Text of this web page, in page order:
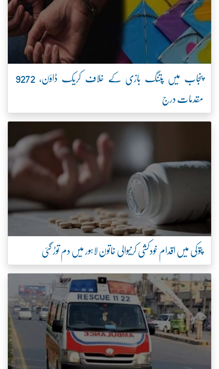
پنجاب میں پتنگ بازی کے خلاف کریک ڈاؤن، 9272
مقدمات درج
پتوکی میں اقدام خودکشی کرنیوالی خاتون لاہور میں دم توڑ گئی